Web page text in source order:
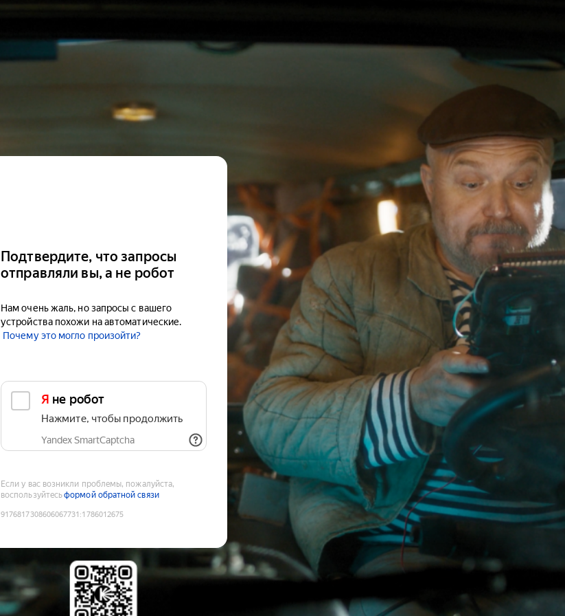
Подтвердите, что запросы
отправляли вы, а не робот
Нам очень жаль, но запросы с вашего
устройства похожи на автоматические.
Почему это могло произойти?
Я не робот
Нажмите, чтобы продолжить
Yandex SmartCaptcha
Если у вас возникли проблемы, пожалуйста,
воспользуйтесьформой обратной связи
9176817308606067731 :1786012675